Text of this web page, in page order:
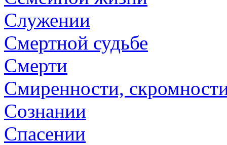
Служении
Смертной судьбе
Смерти
Смиренности,
Сознании
Спасении